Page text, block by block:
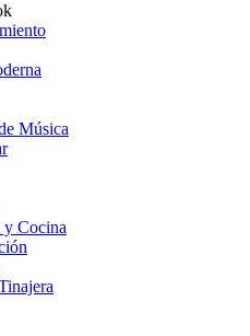
Música
y Cocina